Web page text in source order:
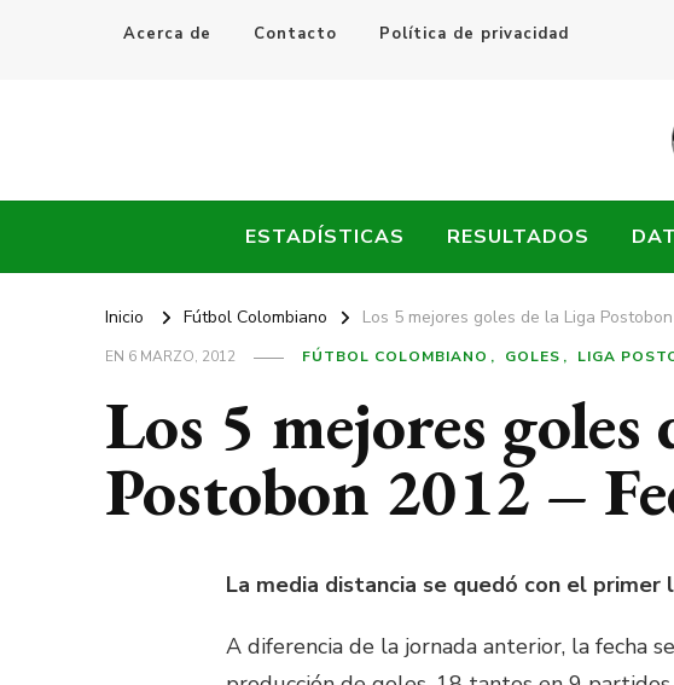
Acerca de Contacto Política de privacidad
Every Fútbol
ESTADÍSTICAS RESULTADOS
Inicio Fútbol Colombiano Los 5 mejores goles de la Liga
EN 6 MARZO, 2012 FÚTBOL COLOMBIANO GOLES LIGA
Los 5 mejores goles
Postobon 2012 –
La media distancia se quedó con el
A diferencia de la jornada anterior, la fecha